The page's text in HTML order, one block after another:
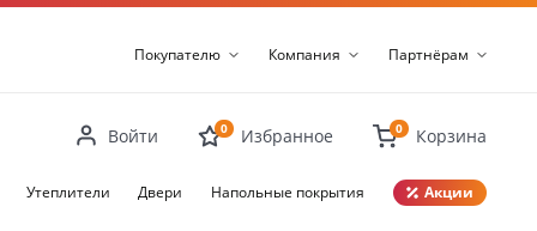
Покупателю Компания Партнёрам
Войти 0 Избранное 0 Корзина
Утеплители Двери Напольные покрытия Акции